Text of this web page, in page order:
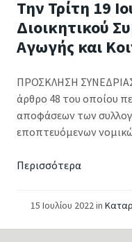
Την Τρίτη 19
Διοικητικού
Αγωγής και
ΠΡΟΣΚΛΗΣΗ
άρθρο 48 του οποίου
αποφάσεων των
εποπτευόμενων
Περισσότερα
15 Ιουλίου 2022in